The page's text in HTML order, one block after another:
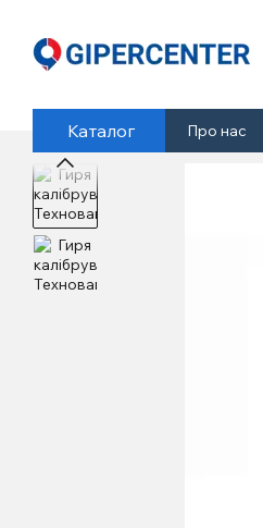
Каталог Про нас